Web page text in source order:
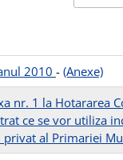
2010 - (Anexe)
nr. 1 la Hotararea
ce se vor utiliza
al Primariei